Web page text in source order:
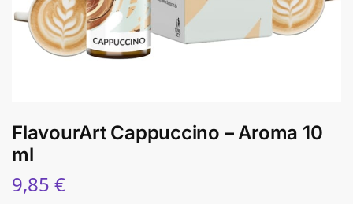
FlavourArt Cappuccino – Aroma 10
ml
9,85 €